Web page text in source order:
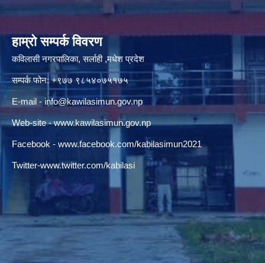
हाम्रो सम्पर्क विवरण
कविलासी नगरपालिका, सर्लाही ,मधेश प्रदेश
सम्पर्क फोन: +९७७ ९८५४०७५१७५
E-mail -info@kawilasimun.gov.np
Web-site -www.kawilasimun.gov.np
Facebook - www.facebook.com/kabilasimun2021
Twitter-www.twitter.com/kabilasi